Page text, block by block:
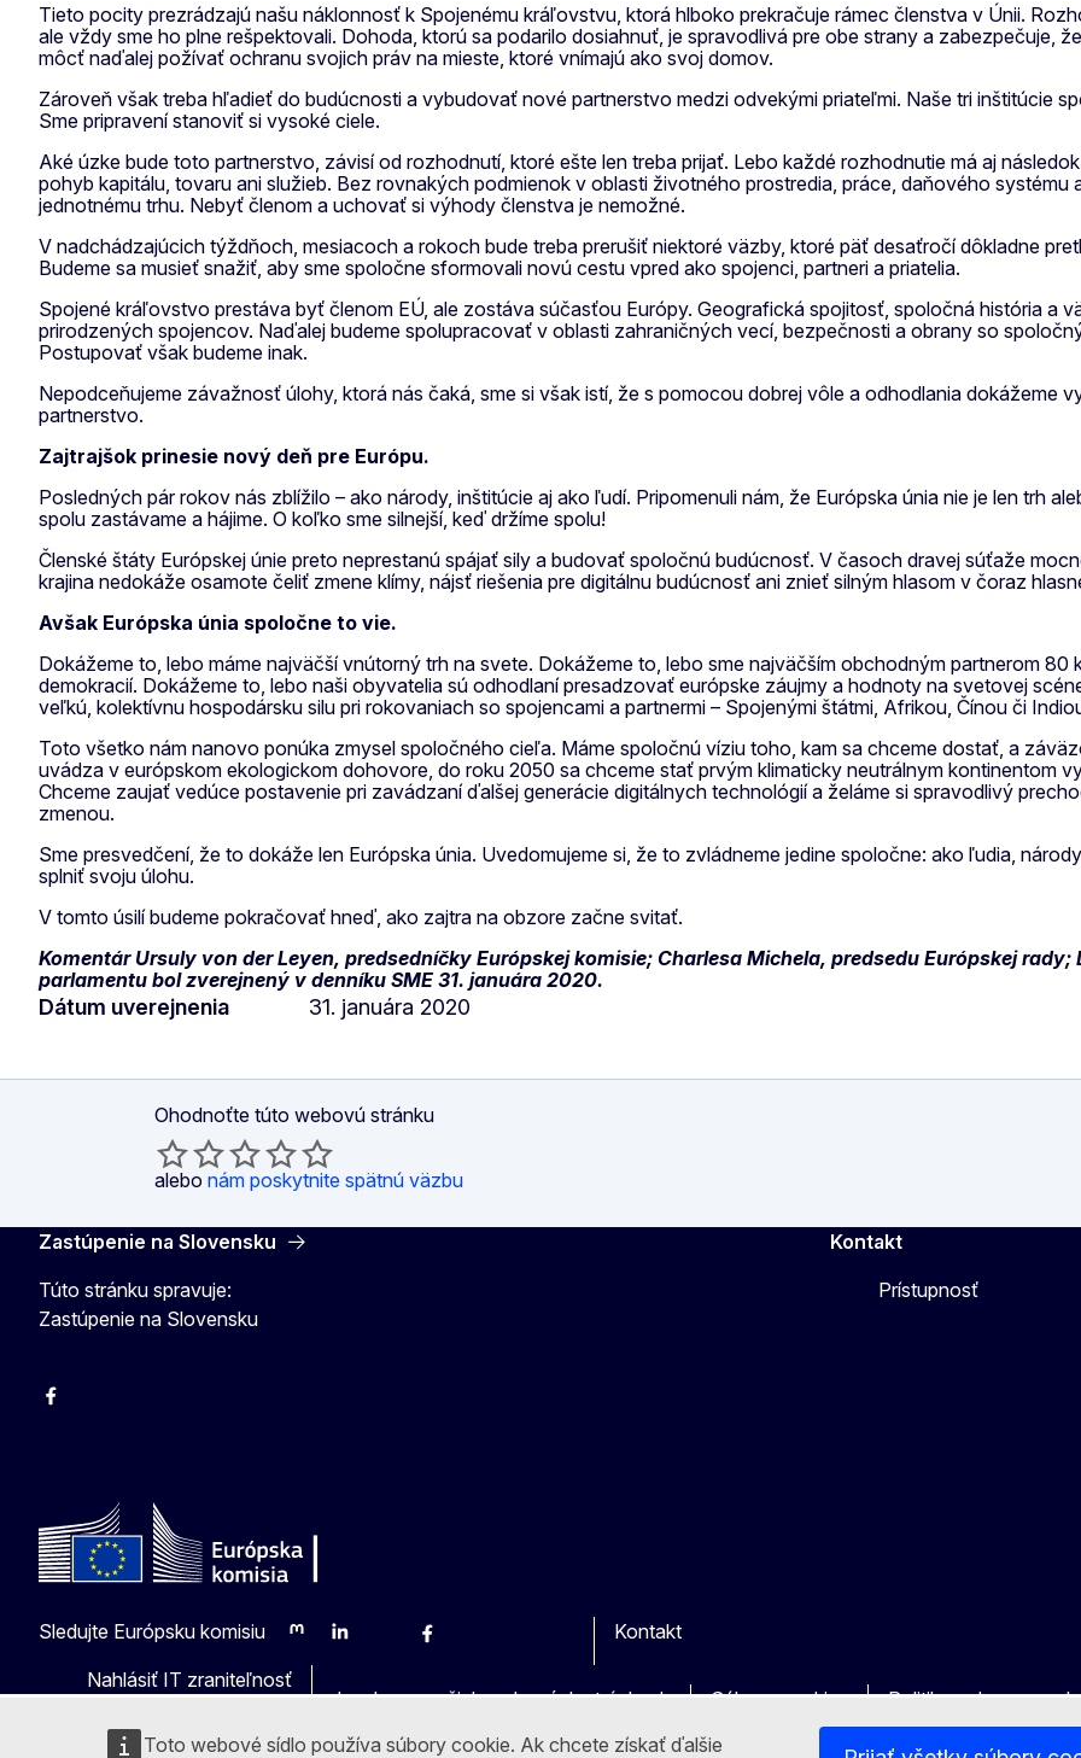
Toto webové sídlo používa súbory cookie. Ak chcete získať ďalšie
Tieto pocity prezrádzajú našu náklonnosť k Spojenému kráľovstvu, ktorá hlboko prekračuje rámec členstva v Únii.
ale vždy sme ho plne rešpektovali. Dohoda, ktorú sa podarilo dosiahnuť, je spravodlivá pre obe strany a zabezpečuje,
môcť naďalej požívať ochranu svojich práv na mieste, ktoré vnímajú ako svoj domov.
Zároveň však treba hľadieť do budúcnosti a vybudovať nové partnerstvo medzi odvekými priateľmi. Naše tri inštitúcie
Sme pripravení stanoviť si vysoké ciele.
Aké úzke bude toto partnerstvo, závisí od rozhodnutí, ktoré ešte len treba prijať. Lebo každé rozhodnutie má aj
pohyb kapitálu, tovaru ani služieb. Bez rovnakých podmienok v oblasti životného prostredia, práce, daňového
jednotnému trhu. Nebyť členom a uchovať si výhody členstva je nemožné.
V nadchádzajúcich týždňoch, mesiacoch a rokoch bude treba prerušiť niektoré väzby, ktoré päť desaťročí dôkladne
Budeme sa musieť snažiť, aby sme spoločne sformovali novú cestu vpred ako spojenci, partneri a priatelia.
Spojené kráľovstvo prestáva byť členom EÚ, ale zostáva súčasťou Európy. Geografická spojitosť, spoločná história a
prirodzených spojencov. Naďalej budeme spolupracovať v oblasti zahraničných vecí, bezpečnosti a obrany so
Postupovať však budeme inak.
Nepodceňujeme závažnosť úlohy, ktorá nás čaká, sme si však istí, že s pomocou dobrej vôle a odhodlania dokážeme
partnerstvo.
Zajtrajšok prinesie nový deň pre Európu.
Posledných pár rokov nás zblížilo – ako národy, inštitúcie aj ako ľudí. Pripomenuli nám, že Európska únia nie je len trh
spolu zastávame a hájime. O koľko sme silnejší, keď držíme spolu!
Členské štáty Európskej únie preto neprestanú spájať sily a budovať spoločnú budúcnosť. V časoch dravej súťaže
krajina nedokáže osamote čeliť zmene klímy, nájsť riešenia pre digitálnu budúcnosť ani znieť silným hlasom v čoraz
Avšak Európska únia spoločne to vie.
Dokážeme to, lebo máme najväčší vnútorný trh na svete. Dokážeme to, lebo sme najväčším obchodným partnerom
demokracií. Dokážeme to, lebo naši obyvatelia sú odhodlaní presadzovať európske záujmy a hodnoty na svetovej
veľkú, kolektívnu hospodársku silu pri rokovaniach so spojencami a partnermi – Spojenými štátmi, Afrikou, Čínou či
Toto všetko nám nanovo ponúka zmysel spoločného cieľa. Máme spoločnú víziu toho, kam sa chceme dostať, a
uvádza v európskom ekologickom dohovore, do roku 2050 sa chceme stať prvým klimaticky neutrálnym kontinentom
Chceme zaujať vedúce postavenie pri zavádzaní ďalšej generácie digitálnych technológií a želáme si spravodlivý
zmenou.
Sme presvedčení, že to dokáže len Európska únia. Uvedomujeme si, že to zvládneme jedine spoločne: ako ľudia,
splniť svoju úlohu.
V tomto úsilí budeme pokračovať hneď, ako zajtra na obzore začne svitať.
Komentár Ursuly von der Leyen, predsedníčky Európskej komisie; Charlesa Michela, predsedu Európskej
parlamentu bol zverejnený v denníku SME 31. januára 2020.
Dátum uverejnenia 31. januára 2020
Ohodnoťte túto webovú stránku
alebo nám poskytnite spätnú väzbu
Zastúpenie na Slovensku
Túto stránku spravuje:
Zastúpenie na Slovensku
Facebook
Kontakt
Prístupnosť
Sledujte Európsku komisiu
MastodonLinkedInBlueskyFacebook
Kontakt
Nahlásiť IT zraniteľnosť
Jazyky na našich webových stránkach
Súbory cookies Politika ochrany